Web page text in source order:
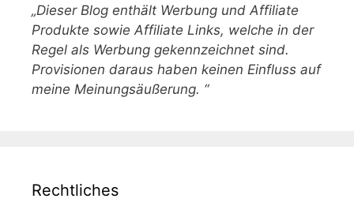
„Dieser Blog enthält Werbung und Affiliate
Produkte sowie Affiliate Links, welche in der
Regel als Werbung gekennzeichnet sind.
Provisionen daraus haben keinen Einfluss auf
meine Meinungsäußerung. “
Rechtliches